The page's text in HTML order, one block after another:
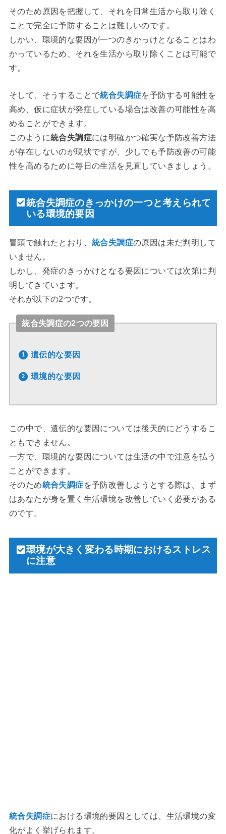
そのため原因を把握して、それを日常生活から取り除く
ことで完全に予防することは難しいのです。
しかい、環境的な要因が一つのきかっけとなることはわ
かっているため、それを生活から取り除くことは可能で
す。
そして、そうすることで統合失調症を予防する可能性を
高め、仮に症状が発症している場合は改善の可能性を高
めることができます。
このように統合失調症には明確かつ確実な予防改善方法
が存在しないのが現状ですが、少しでも予防改善の可能
性を高めるために毎日の生活を見直していきましょう。
統合失調症のきっかけの一つと考えられて
いる環境的要因
冒頭で触れたとおり、 統合失調症の原因は未だ判明して
いません。
しかし、発症のきっかけとなる要因については次第に判
明してきています。
それが以下の2つです。
統合失調症の2つの要因
遺伝的な要因
環境的な要因
この中で、遺伝的な要因については後天的にどうするこ
ともできません。
一方で、環境的な要因については生活の中で注意を払う
ことができます。
そのため統合失調症を予防改善しようとする際は、まず
はあなたが身を置く生活環境を改善していく必要がある
のです。
環境が大きく変わる時期におけるストレス
に注意
統合失調症における環境的要因としては、生活環境の変
化がよく挙げられます。